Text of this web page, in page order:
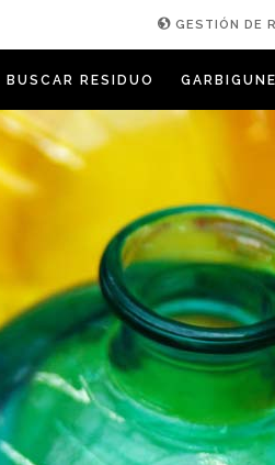
GESTIÓN DE
BUSCAR RESIDUO